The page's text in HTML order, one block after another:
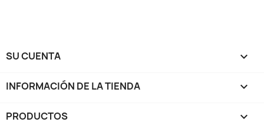
SU CUENTA 
INFORMACIÓN DE LA TIENDA keyboard_arrow_down
PRODUCTOS 